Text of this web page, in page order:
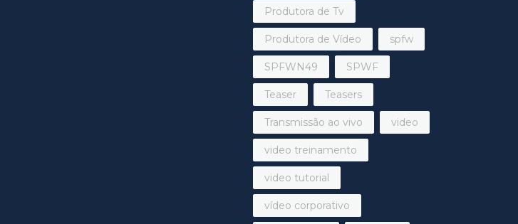
Produtora de Tv
Produtora de Vídeo spfw
SPFWN49 SPWF
Teaser Teasers
Transmissão ao vivo video
video treinamento
video tutorial
vídeo corporativo